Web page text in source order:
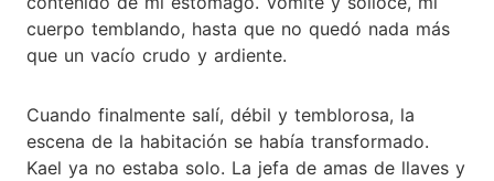
cuerpo temblando, hasta que no quedó nada más
que un vacío crudo y ardiente.
Cuando finalmente salí, débil y temblorosa, la
escena de la habitación se había transformado.
Kael ya no estaba solo. La jefa de amas de llaves y